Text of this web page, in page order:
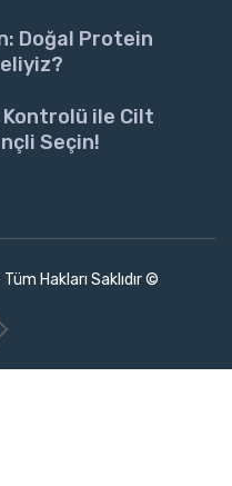
Doğal Protein
ile Cilt
Seçin!
Hakları Saklıdır ©